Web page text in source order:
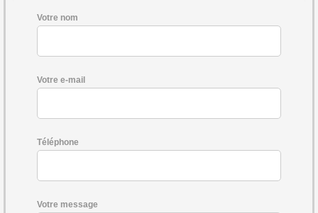
Votre nom
Votre e-mail
Téléphone
Votre message